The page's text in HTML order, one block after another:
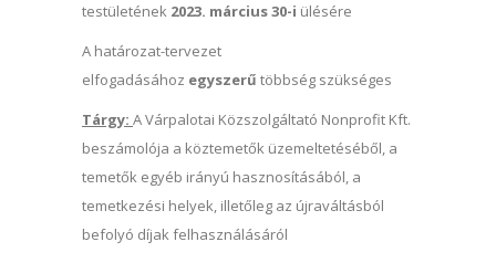
testületének 2023. március 30-i ülésére
A határozat-tervezet
elfogadásához egyszerű többség szükséges
Tárgy: A Várpalotai Közszolgáltató Nonprofit Kft.
beszámolója a köztemetők üzemeltetéséből, a
temetők egyéb irányú hasznosításából, a
temetkezési helyek, illetőleg az újraváltásból
befolyó díjak felhasználásáról